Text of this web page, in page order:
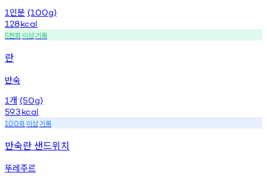
1 인분 (100g)
128kcal
5천회 이상기록
란
반숙
1 개 (50g)
59.3kcal
100회 이상기록
반숙란 샌드위치
뚜레주르